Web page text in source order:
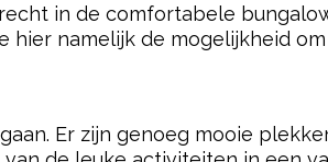
in de comfortabele
namelijk de mogelijkheid
Er zijn genoeg mooie